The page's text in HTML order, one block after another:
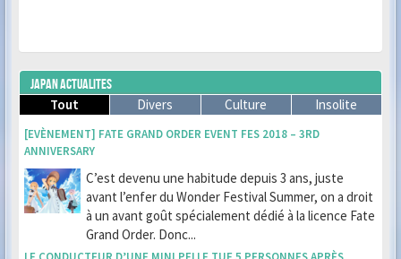
JAPAN ACTUALITES
Tout
Divers Culture Insolite
[EVÈNEMENT] FATE GRAND ORDER EVENT FES 2018 – 3RD
ANNIVERSARY
C’est devenu une habitude depuis 3 ans, juste
avant l’enfer du Wonder Festival Summer, on a droit
à un avant goût spécialement dédié à la licence Fate
Grand Order. Donc...